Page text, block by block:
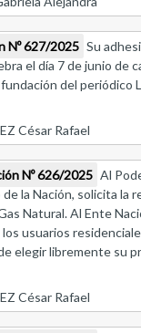
Nº 627/2025 Su
el día 7 de junio de
del periódico
César Rafael
Nº 626/2025 Al
la Nación, solicita la
Natural. Al Ente
usuarios
elegir libremente su
César Rafael